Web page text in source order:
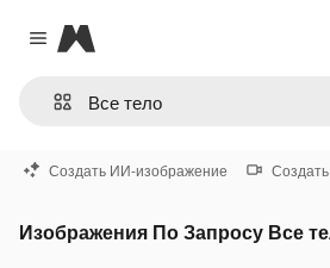
Close menu
Magnific
Создать ИИ-изображение
Изображения По Запросу Все